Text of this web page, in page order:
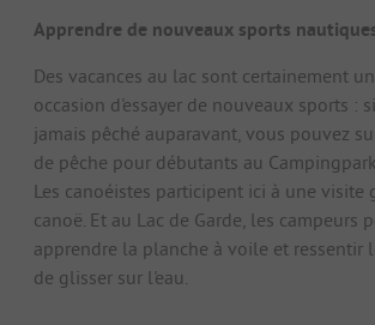
Apprendre de nouveaux sports
Des vacances au lac sont certainement
occasion d'essayer de nouveaux sports :
jamais pêché auparavant, vous pouvez
de pêche pour débutants au
Les canoéistes participent ici à une visite
canoë. Et au Lac de Garde, les campeurs
apprendre la planche à voile et ressentir
de glisser sur l'eau.